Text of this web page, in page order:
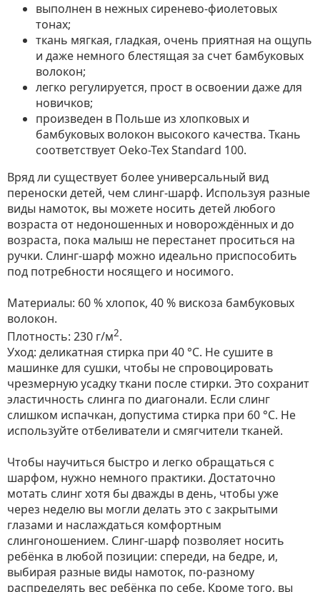
выполнен в нежных сиренево-фиолетовых
тонах;
ткань мягкая, гладкая, очень приятная на ощупь
и даже немного блестящая за счет бамбуковых
волокон;
легко регулируется, прост в освоении даже для
новичков;
произведен в Польше из хлопковых и
бамбуковых волокон высокого качества. Ткань
соответствует Oeko-Tex Standard 100.
Вряд ли существует более универсальный вид
переноски детей, чем слинг-шарф. Используя разные
виды намоток, вы можете носить детей любого
возраста от недоношенных и новорождённых и до
возраста, пока малыш не перестанет проситься на
ручки. Слинг-шарф можно идеально приспособить
под потребности носящего и носимого.
Материалы: 60 % хлопок, 40 % вискоза бамбуковых
волокон.
Плотность: 230 г/м2.
Уход: деликатная стирка при 40 °С. Не сушите в
машинке для сушки, чтобы не спровоцировать
чрезмерную усадку ткани после стирки. Это сохранит
эластичность слинга по диагонали. Если слинг
слишком испачкан, допустима стирка при 60 °C. Не
используйте отбеливатели и смягчители тканей.
Чтобы научиться быстро и легко обращаться с
шарфом, нужно немного практики. Достаточно
мотать слинг хотя бы дважды в день, чтобы уже
через неделю вы могли делать это с закрытыми
глазами и наслаждаться комфортным
слингоношением. Слинг-шарф позволяет носить
ребёнка в любой позиции: спереди, на бедре, и,
выбирая разные виды намоток, по-разному
распределять вес ребёнка по себе. Кроме того, вы